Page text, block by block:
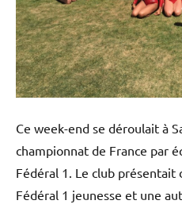
Ce week-end se déroulait à
championnat de France par
Fédéral 1. Le club présentait
Fédéral 1 jeunesse et une